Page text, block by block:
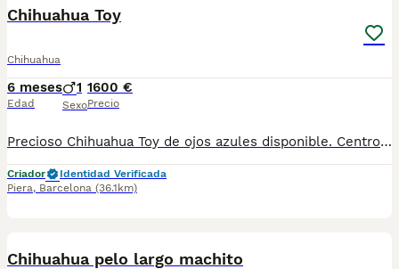
Chihuahua Toy
Chihuahua
6 meses
Edad
1
Sexo
1600 €
Precio
Precioso Chihuahua Toy de ojos azules disponible. Centro Canino Vallbonica es mucho más que un centro de cría , es una familia comprometida con el bienestar animal y la cria responsable, por ello todos nuestros bebés nacen y se crían en nuestras instalaciones , asegurando así un correcto desarrollo y una magnífica socialización, consiguiendo en cada ejemplar un carácter juguetón y extrovertido algo primordial para su adaptación como un miembro más en tu familia . Se entregan con el carnet de vacunas con el plan correspondiente a su edad , desparasitados y microchip implantado y activado en registro de Anicom. Facilitamos junto al cachorro contrato de compra con garantías víricas de 15 días y congénitas de 1 año . Contamos con un gran equipo de profesionales entre los que se encuentran educadores, auxiliares y Veterinarios ofreciendo los controles sanitarios necesarios así como continua vigilancia asegurando su bienestar . Hacemos envíos a toda España con empresa de transporte privado, proporcionando un viaje confortable y ofreciendo las atenciones necesarias a nuestros bebés . Si estás interesado en alguno de nuestros ejemplares solicita información sin compromiso al 722269698 . También atendemos vía WhatsApp . PRECIO REAL ( incluye el IVA) . Núcleo zoológico B2501315
Criador
Identidad Verificada
Piera, Barcelona (36.1km)
Chihuahua pelo largo machito